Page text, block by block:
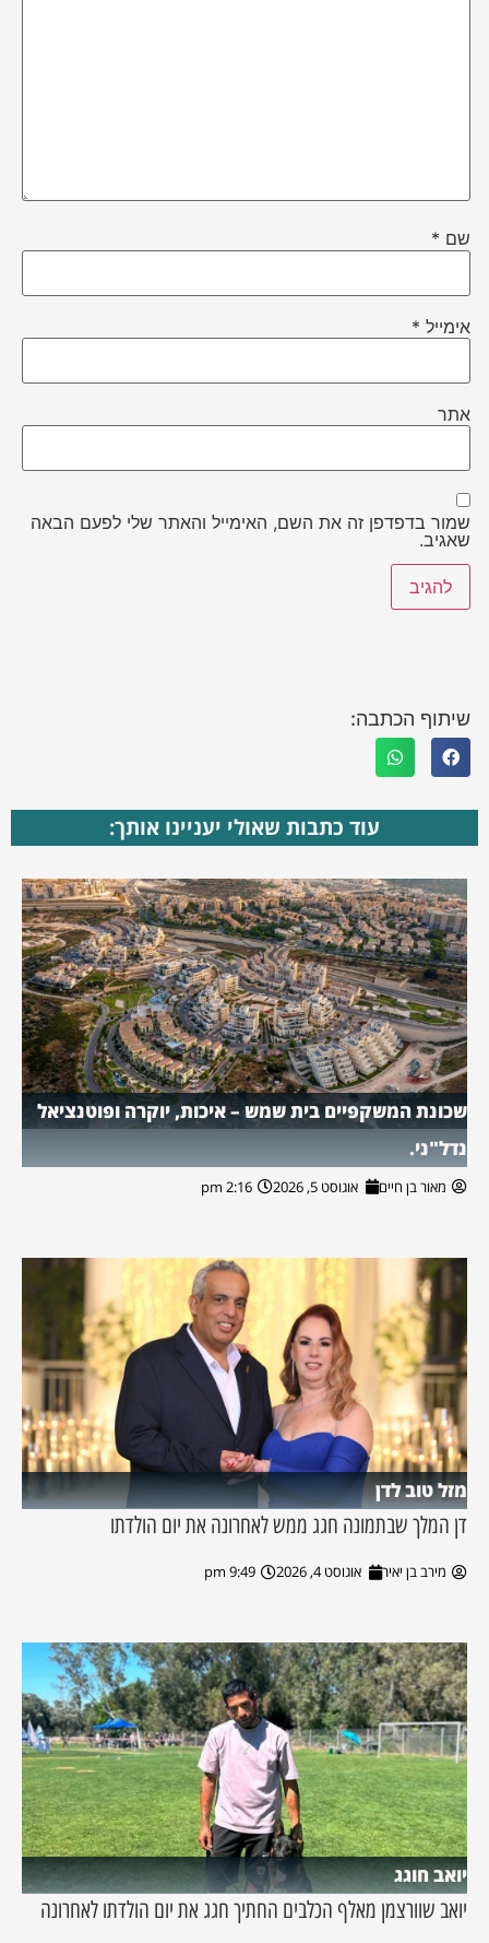
שם *
אימייל *
אתר
שמור בדפדפן זה את השם, האימייל והאתר שלי לפעם הבאה
שאגיב.
שיתוף הכתבה:
עוד כתבות שאולי יעניינו אותך:
שכונת המשקפיים בית שמש – איכות, יוקרה ופוטנציאל
נדל"ני.
מאור בן חיים אוגוסט 5, 2026 2:16 pm
מזל טוב לדן
דן המלך שבתמונה חגג ממש לאחרונה את יום הולדתו
מירב בן יאיר אוגוסט 4, 2026 9:49 pm
יואב חוגג
יואב שוורצמן מאלף הכלבים החתיך חגג את יום הולדתו לאחרונה